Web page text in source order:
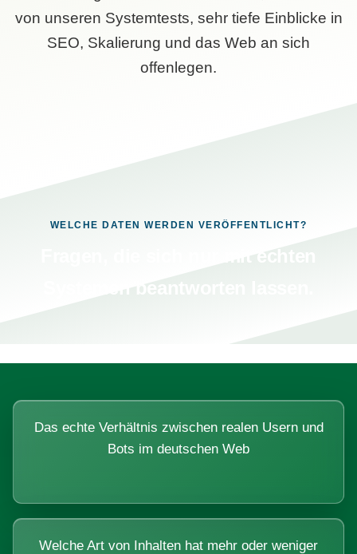
von unseren Systemtests, sehr tiefe Einblicke in
SEO, Skalierung und das Web an sich
offenlegen.
WELCHE DATEN WERDEN VERÖFFENTLICHT?
Das echte Verhältnis zwischen realen Usern und
Bots im deutschen Web
Welche Art von Inhalten hat mehr oder weniger